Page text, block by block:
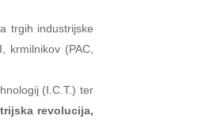
trgih industrijske
krmilnikov (PAC,
(I.C.T.) ter
revolucija,